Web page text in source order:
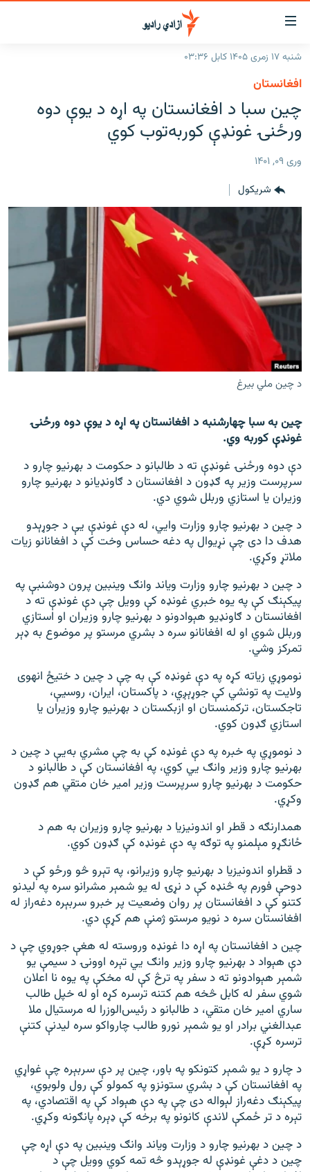
د
لاسرسۍ
وړ
لېنکونه
متن
ته
ورتلل
اصلي
ورتلل
لټون
پاڼې
مراجعه
افغانستان
نړۍ
خبرونه
مرکې
اونیزې خپرونې
انځوریزه برخه
ورزش
د کډوالۍ بحران
'کووېډ-۱۹'
دري پاڼه
Azadi English
راسره ملګري شئ
د ازادې اروپا/ ازادي راډيو ټولې پاڼې
شنبه ۱۷ زمری ۱۴۰۵ کابل ۰۳:۳۶
افغانستان
چین سبا د افغانستان په اړه د یوې دوه
ورځنۍ غونډې کوربه‌توب کوي
وری ۰۹, ۱۴۰۱
شريکول
د چين ملي بيرغ
چین به سبا چهارشنبه د افغانستان په اړه د یوې دوه ورځنۍ
غونډې کوربه وي.
دې دوه ورځنۍ غونډې ته د طالبانو د حکومت د بهرنیو چارو د
سرپرست وزیر په ګډون د افغانستان د ګاونډیانو د بهرنیو چارو
وزیران یا استازي وربلل شوي دي.
د چین د بهرنیو چارو وزارت وایي، له دې غونډې یې د جوړېدو
هدف دا دی چې نړیوال په دغه حساس وخت کې د افغانانو زیات
ملاتړ وکړي.
د چین د بهرنیو چارو وزارت ویاند وانګ وینبین پرون دوشنبې په
پیکېنګ کې په یوه خبري غونډه کې وویل چې دې غونډې ته د
افغانستان د ګاونډیو هېوادونو د بهرنیو چارو وزیران او استازي
وربلل شوي او له افغانانو سره د بشري مرستو پر موضوع به ډېر
تمرکز وشي.
نوموړي زیاته کړه په دې غونډه کې به چې د چین د ختیځ انهوی
ولایت په تونشي کې جوړېږي، د پاکستان، ایران، روسیې،
تاجکستان، ترکمنستان او ازبکستان د بهرنیو چارو وزیران یا
استازي ګډون کوي.
د نوموړي په خبره په دې غونډه کې به چې مشري به‌یې د چین د
بهرنیو چارو وزیر وانګ یي کوي، په افغانستان کې د طالبانو د
حکومت د بهرنیو چارو سرپرست وزیر امیر خان متقي هم ګډون
وکړي.
همدارنګه د قطر او اندونیزیا د بهرنیو چارو وزیران به هم د
ځانګړو مېلمنو په توګه په دې غونډه کې ګډون کوي.
د قطراو اندونیزیا د بهرنیو چارو وزیرانو، په تېرو څو ورځو کې د
دوحې فورم په څنډه کې د نړۍ له یو شمېر مشرانو سره په لیدنو
کتنو کې د افغانستان پر روان وضعیت پر خبرو سربېره دغه‌راز له
افغانستان سره د نویو مرستو ژمنې هم کړې دي.
چین د افغانستان په اړه دا غونډه وروسته له هغې جوړوي چې د
دې هېواد د بهرنیو چارو وزیر وانګ یي تېره اوونۍ د سیمې یو
شمېر هېوادونو ته د سفر په ترڅ کې له مخکې په یوه نا اعلان
شوي سفر له کابل څخه هم کتنه ترسره کړه او له خپل طالب
ساري امیر خان متقي، د طالبانو د رئیس‌الوزرا له مرستیال ملا
عبدالغني برادر او یو شمېر نورو طالب چارواکو سره لیدنې کتنې
ترسره کړې.
د چارو د یو شمېر کتونکو په باور، چين پر دې سربېره چې غواړي
په افغانستان کې د بشري ستونزو په کمولو کې رول ولوبوي،
پیکېنګ دغه‌راز لېواله دی چې په دې هېواد کې په اقتصادي، په
تېره د تر ځمکې لاندې کانونو په برخه کې ډېره پانګونه وکړي.
د چین د بهرنیو چارو د وزارت ویاند وانګ وینبین په دې اړه چې
چین د دغې غونډې له جوړېدو څه تمه کوي وویل چې د